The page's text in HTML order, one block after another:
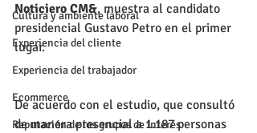
Cultura y ambiente laboral
Experiencia del cliente
Experiencia del trabajador
Ecommerce
Reputación de los grupos de interés
Noticiero CM&, muestra al candidato
presidencial Gustavo Petro en el primer
lugar.
De acuerdo con el estudio, que consultó
de manera presencial a 1.187 personas